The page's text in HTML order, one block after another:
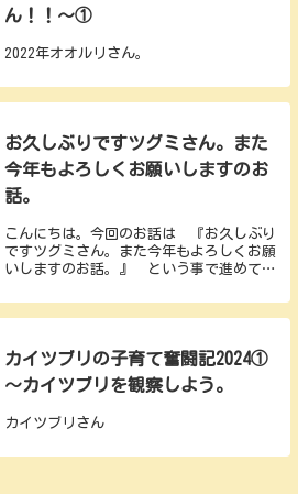
ん！！～①
2022年オオルリさん。
お久しぶりですツグミさん。また
今年もよろしくお願いしますのお
話。
こんにちは。今回のお話は 『お久しぶり
ですツグミさん。また今年もよろしくお願
いしますのお話。』 という事で進めてい
さんが確認できるようになってきまし
た。 飛来当初は自身が住んでいる場所で
カイツブリの子育て奮闘記2024①
～カイツブリを観察しよう。
カイツブリさん